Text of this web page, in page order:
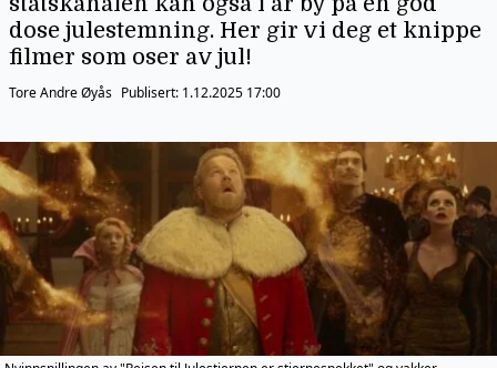
dose julestemning. Her gir vi deg et knippe
filmer som oser av jul!
Tore Andre Øyås Publisert: 1.12.2025 17:00